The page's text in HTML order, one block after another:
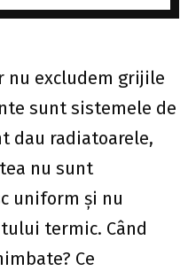
nu excludem grijile
sunt sistemele de
dau radiatoarele,
nu sunt
uniform și nu
termic. Când
Ce